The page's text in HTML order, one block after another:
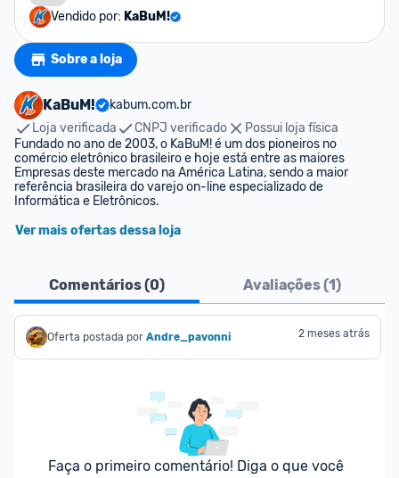
Vendido por: KaBuM!
Sobre a loja
KaBuM!
kabum.com.br
Loja verificada
CNPJ verificado
Possui loja física
Fundado no ano de 2003, o KaBuM! é um dos pioneiros no
comércio eletrônico brasileiro e hoje está entre as maiores
Empresas deste mercado na América Latina, sendo a maior
referência brasileira do varejo on-line especializado de
Informática e Eletrônicos.
Ver mais ofertas dessa loja
Comentários (0) Avaliações (1)
Oferta postada por Andre_pavonni 2 meses atrás
Faça o primeiro comentário! Diga o que você